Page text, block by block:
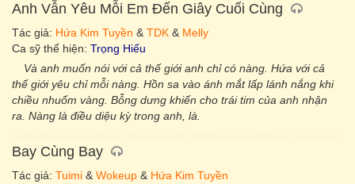
Anh Vẫn Yêu Mỗi Em Đến Giây Cuối Cùng
Tác giả: Hứa Kim Tuyền & TDK & Melly
Ca sỹ thể hiện: Trọng Hiếu
Và anh muốn nói với cả thế giới anh chỉ có nàng. Hứa với cả
thế giới yêu chỉ mỗi nàng. Hồn sa vào ánh mắt lấp lánh nắng khi
chiều nhuốm vàng. Bỗng dưng khiến cho trái tim của anh nhận
ra. Nàng là điều diệu kỳ trong anh, là.
Bay Cùng Bay
Tác giả: Tuimi & Wokeup & Hứa Kim Tuyền